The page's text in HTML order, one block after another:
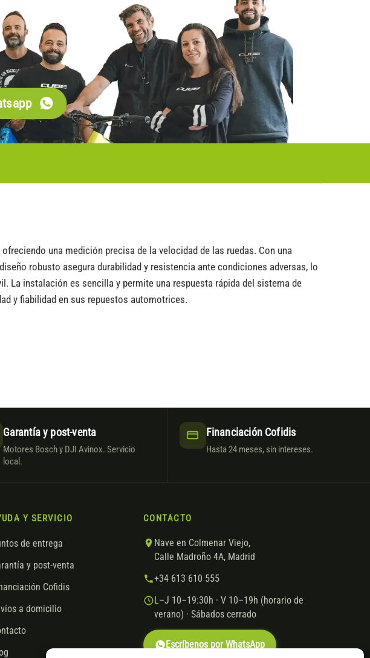
una medición precisa de la velocidad de las ruedas. Con una
robusto asegura durabilidad y resistencia ante condiciones adversas, lo
La instalación es sencilla y permite una respuesta rápida del sistema de
y fiabilidad en sus repuestos automotrices.
Garantía y post-venta
Motores Bosch y DJI Avinox. Servicio
local.
Financiación Cofidis
Hasta 24 meses, sin intereses.
Y SERVICIO
de entrega
y post-venta
Cofidis
a domicilio
CONTACTO
Nave en Colmenar Viejo,
Calle Madroño 4A, Madrid
+34 613 610 555
L–J 10–19:30h · V 10–19h (horario de
verano) · Sábados cerrado
Escríbenos por WhatsApp